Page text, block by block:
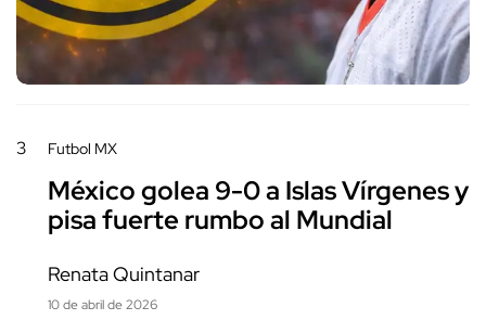
3 Futbol MX
México golea 9-0 a Islas Vírgenes y
pisa fuerte rumbo al Mundial
Renata Quintanar
10 de abril de 2026